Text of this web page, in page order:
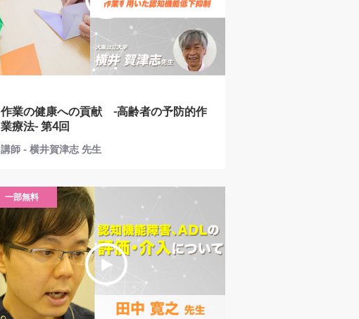
作業の健康への貢献 -高齢者の予防的作
業療法- 第4回
講師 - 横井賀津志 先生
一部無料